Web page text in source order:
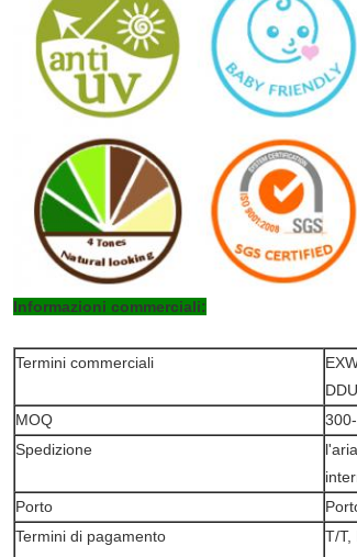
Informazioni commerciali:
Termini commerciali
MOQ
Spedizione
Porto
Termini di pagamento
T/T,